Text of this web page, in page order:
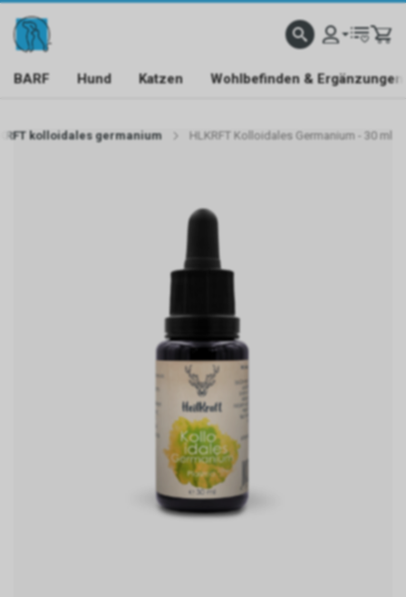
BARF Hund Katzen Wohlbefinden & Ergänzungen
kolloidales germanium HLKRFT Kolloidales Germanium - 30 ml